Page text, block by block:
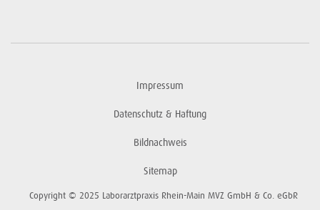
Impressum
Datenschutz & Haftung
Bildnachweis
Sitemap
Copyright © 2025 Laborarztpraxis Rhein-Main MVZ GmbH & Co. eGbR